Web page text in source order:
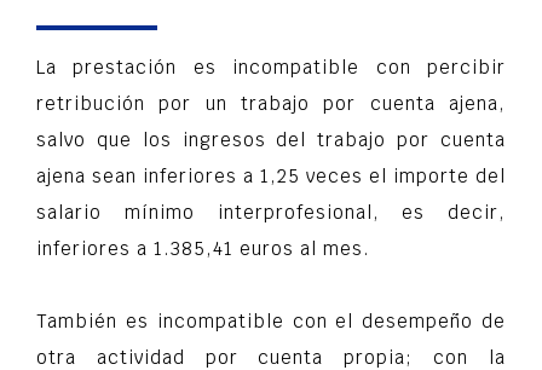
La prestación es incompatible con percibir
retribución por un trabajo por cuenta ajena,
salvo que los ingresos del trabajo por cuenta
ajena sean inferiores a 1,25 veces el importe del
salario mínimo interprofesional, es decir,
inferiores a 1.385,41 euros al mes.
También es incompatible con el desempeño de
otra actividad por cuenta propia; con la